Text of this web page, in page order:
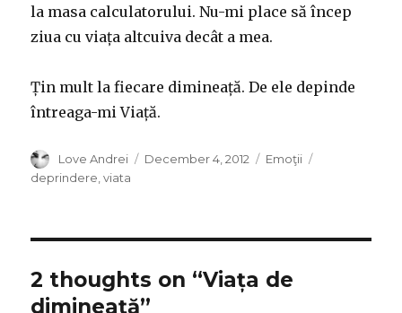
la masa calculatorului. Nu-mi place să încep
ziua cu viața altcuiva decât a mea.
Țin mult la fiecare dimineață. De ele depinde
întreaga-mi Viață.
Author
Love Andrei
Posted
December 4, 2012 Categories
Emoţii
deprindere ,viata
2 thoughts on “Viața de
dimineață”